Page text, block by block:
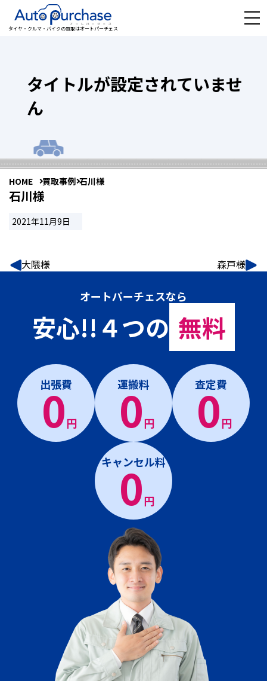
タイヤ・クルマ・バイクの買取はオートパーチェス
タイトルが設定されていませ
ん
HOME 買取事例 石川様
石川様
2021年11月9日
大隈様 森戸様
オートパーチェスなら
安心!!４つの 無料
出張費
0円
運搬料
0円
査定費
0円
キャンセル料
0円